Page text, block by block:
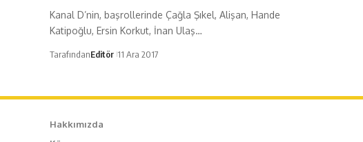
Kanal D’nin, başrollerinde Çağla Şıkel, Alişan, Hande
Katipoğlu, Ersin Korkut, İnan Ulaş…
TarafındanEditör 11 Ara 2017
Hakkımızda